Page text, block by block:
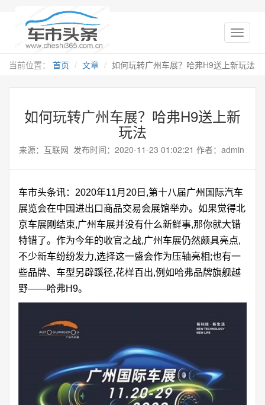
当前位置： 首页 文章 如何玩转广州车展？哈弗H9送上新玩法
如何玩转广州车展？哈弗H9送上新
玩法
来源：互联网 发布时间：2020-11-23 01:02:21 作者：admin
车市头条讯：2020年11月20日,第十八届广州国际汽车
展览会在中国进出口商品交易会展馆举办。如果觉得北
京车展刚结束,广州车展并没有什么新鲜事,那你就大错
特错了。作为今年的收官之战,广州车展仍然颇具亮点,
不少新车纷纷发力,选择这一盛会作为压轴亮相;也有一
些品牌、车型另辟蹊径,花样百出,例如哈弗品牌旗舰越
野——哈弗H9。